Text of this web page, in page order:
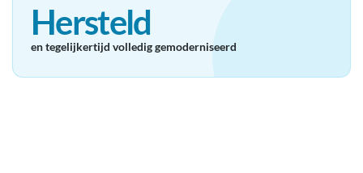
Hersteld
en tegelijkertijd volledig gemoderniseerd